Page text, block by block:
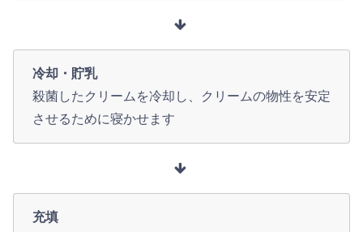
冷却・貯乳
殺菌したクリームを冷却し、クリームの物性を安定
させるために寝かせます
充填